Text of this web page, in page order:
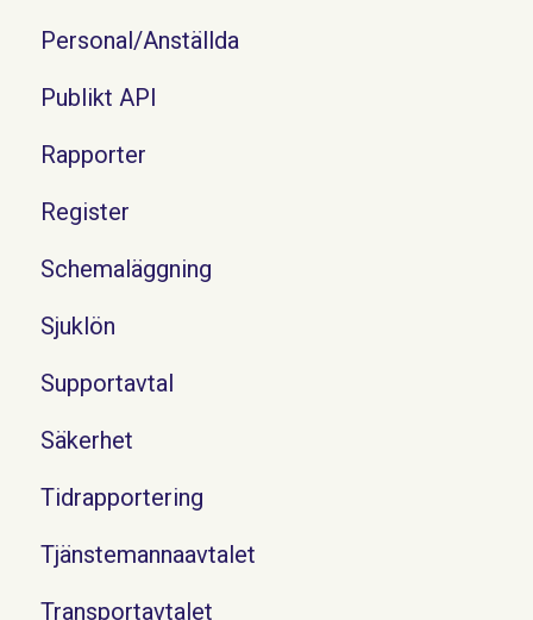
Personal/Anställda
Publikt API
Rapporter
Register
Schemaläggning
Sjuklön
Supportavtal
Säkerhet
Tidrapportering
Tjänstemannaavtalet
Transportavtalet